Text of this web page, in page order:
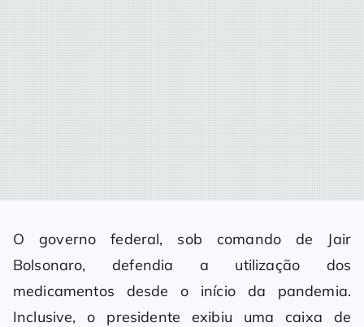
O governo federal, sob comando de Jair
Bolsonaro, defendia a utilização dos
medicamentos desde o início da pandemia.
Inclusive, o presidente exibiu uma caixa de